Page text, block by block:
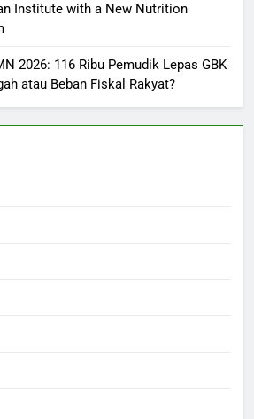
Institute with a New Nutrition
2026: 116 Ribu Pemudik Lepas GBK
atau Beban Fiskal Rakyat?